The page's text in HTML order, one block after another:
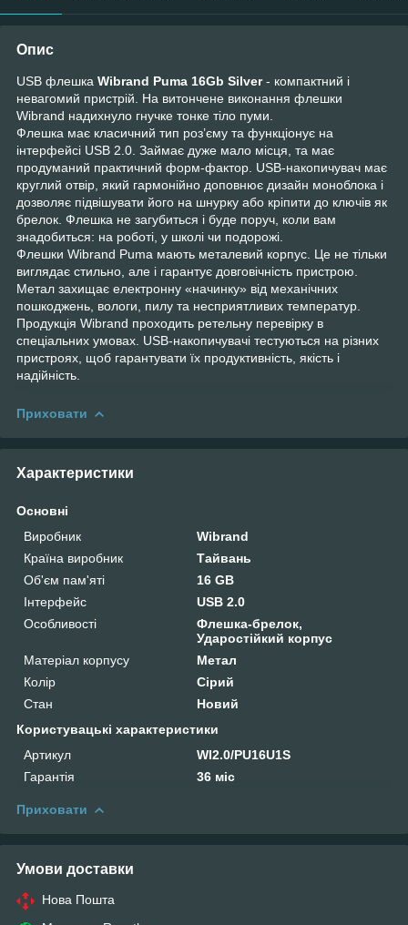
Опис
USB флешка Wibrand Puma 16Gb Silver- компактний і
невагомий пристрій. На витончене виконання флешки
Wibrand надихнуло гнучке тонке тіло пуми.
Флешка має класичний тип роз’єму та функціонує на
інтерфейсі USB 2.0. Займає дуже мало місця, та має
продуманий практичний форм-фактор. USB-накопичувач має
круглий отвір, який гармонійно доповнює дизайн моноблока і
дозволяє підвішувати його на шнурку або кріпити до ключів як
брелок. Флешка не загубиться і буде поруч, коли вам
знадобиться: на роботі, у школі чи подорожі.
Флешки Wibrand Puma мають металевий корпус. Це не тільки
виглядає стильно, але і гарантує довговічність пристрою.
Метал захищає електронну «начинку» від механічних
пошкоджень, вологи, пилу та несприятливих температур.
Продукція Wibrand проходить ретельну перевірку в
спеціальних умовах. USB-накопичувачі тестуються на різних
пристроях, щоб гарантувати їх продуктивність, якість і
надійність.
Приховати
Характеристики
Основні
Виробник
Wibrand
Країна виробник
Тайвань
Об'єм пам'яті
16 GB
Інтерфейс
USB 2.0
Особливості
Флешка-брелок,
Ударостійкий корпус
Матеріал корпусу
Метал
Колір
Сірий
Стан
Новий
Користувацькі характеристики
Артикул
WI2.0/PU16U1S
Гарантія
36 міс
Приховати
Умови доставки
Нова Пошта